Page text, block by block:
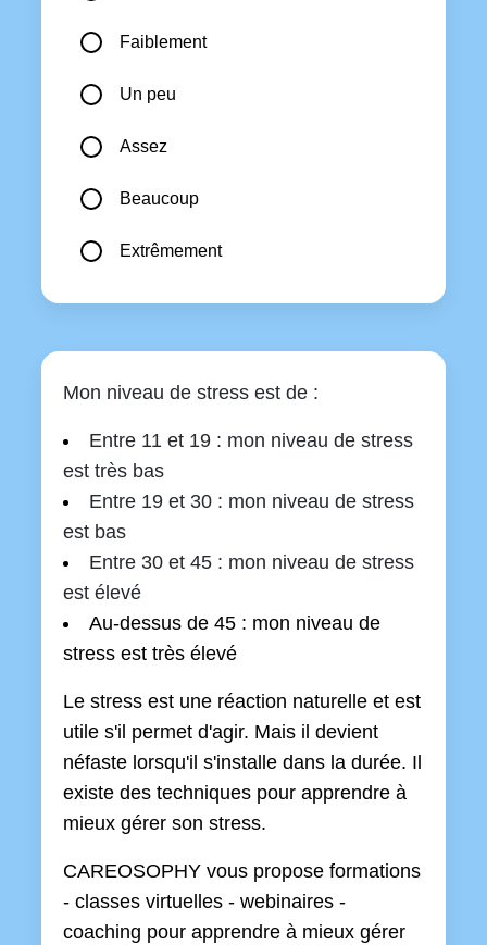
Faiblement
Un peu
Assez
Beaucoup
Extrêmement
Mon niveau de stress est de :
Entre 11 et 19 : mon niveau de stress
est très bas
Entre 19 et 30 : mon niveau de stress
est bas
Entre 30 et 45 : mon niveau de stress
est élevé
Au-dessus de 45 : mon niveau de
stress est très élevé
Le stress est une réaction naturelle et est
utile s'il permet d'agir. Mais il devient
néfaste lorsqu'il s'installe dans la durée. Il
existe des techniques pour apprendre à
mieux gérer son stress.
CAREOSOPHY vous propose formations
- classes virtuelles - webinaires -
coaching pour apprendre à mieux gérer